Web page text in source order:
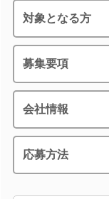
対象となる方
募集要項
会社情報
応募方法